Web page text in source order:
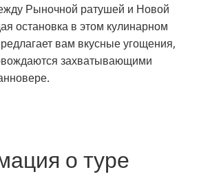
Рыночной ратушей и Новой
остановка в этом кулинарном
вам вкусные угощения,
захватывающими
о туре